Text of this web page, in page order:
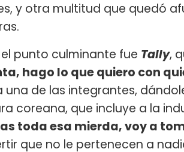
y otra multitud que quedó
el punto culminante fue Tally,
hago lo que quiero con
una de las integrantes,
coreana, que incluye a la
toda esa mierda, voy a
que no le pertenecen a